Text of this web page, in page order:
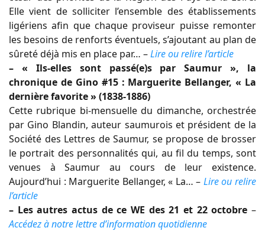
Elle vient de solliciter l’ensemble des établissements
ligériens afin que chaque proviseur puisse remonter
les besoins de renforts éventuels, s’ajoutant au plan de
sûreté déjà mis en place par… –Lire ou relire l’article
– « Ils-elles sont passé(e)s par Saumur », la
chronique de Gino #15 : Marguerite Bellanger, « La
dernière favorite » (1838-1886)
Cette rubrique bi-mensuelle du dimanche, orchestrée
par Gino Blandin, auteur saumurois et président de la
Société des Lettres de Saumur, se propose de brosser
le portrait des personnalités qui, au fil du temps, sont
venues à Saumur au cours de leur existence.
Aujourd’hui : Marguerite Bellanger, « La… – Lire ou relire
l’article
– Les autres actus de ce WE des 21 et 22 octobre –
Accédez à notre lettre d’information quotidienne